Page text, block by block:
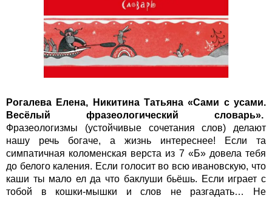
Рогалева Елена, Никитина Татьяна «Сами с усами.
Весёлый фразеологический словарь».
Фразеологизмы (устойчивые сочетания слов) делают
нашу речь богаче, а жизнь интереснее! Если та
симпатичная коломенская верста из 7 «Б» довела тебя
до белого каления. Если голосит во всю ивановскую, что
каши ты мало ел да что баклуши бьёшь. Если играет с
тобой в кошки-мышки и слов не разгадать… Не